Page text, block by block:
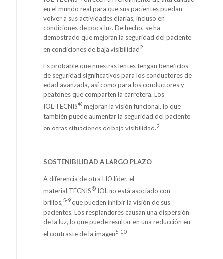
en el mundo real para que sus pacientes puedan
volver a sus actividades diarias, incluso en
condiciones de poca luz. De hecho, se ha
demostrado que mejoran la seguridad del paciente
en condiciones de baja visibilidad2
Es probable que nuestras lentes tengan beneficios
de seguridad significativos para los conductores de
edad avanzada, así como para los conductores y
peatones que comparten la carretera. Los
IOL TECNIS®mejoran la visión funcional, lo que
también puede aumentar la seguridad del paciente
en otras situaciones de baja visibilidad.2
SOSTENIBILIDAD A LARGO PLAZO
A diferencia de otra LIO líder, el
material TECNIS® IOL no está asociado con
brillos,5-9que pueden inhibir la visión de sus
pacientes. Los resplandores causan una dispersión
de la luz, lo que puede resultar en una reducción en
el contraste de la imagen5-10